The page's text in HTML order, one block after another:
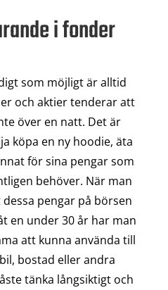
i fonder
som möjligt är alltid
och aktier tenderar att
över en natt. Det är
köpa en ny hoodie, äta
för sina pengar som
behöver. När man
pengar på börsen
en under 30 år har man
att kunna använda till
bostad eller andra
tänka långsiktigt och